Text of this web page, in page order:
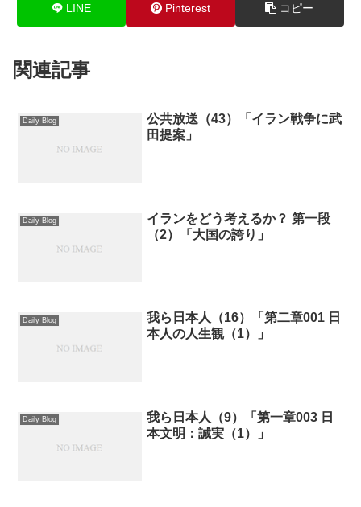
LINE Pinterest コピー
関連記事
Daily Blog
公共放送（43）「イラン戦争に武
田提案」
Daily Blog
イランをどう考えるか？ 第一段
（2）「大国の誇り」
Daily Blog
我ら日本人（16）「第二章001 日
本人の人生観（1）」
Daily Blog
我ら日本人（9）「第一章003 日
本文明：誠実（1）」